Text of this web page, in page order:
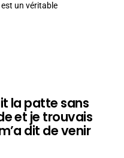
un véritable
la patte sans
et je trouvais
dit de venir